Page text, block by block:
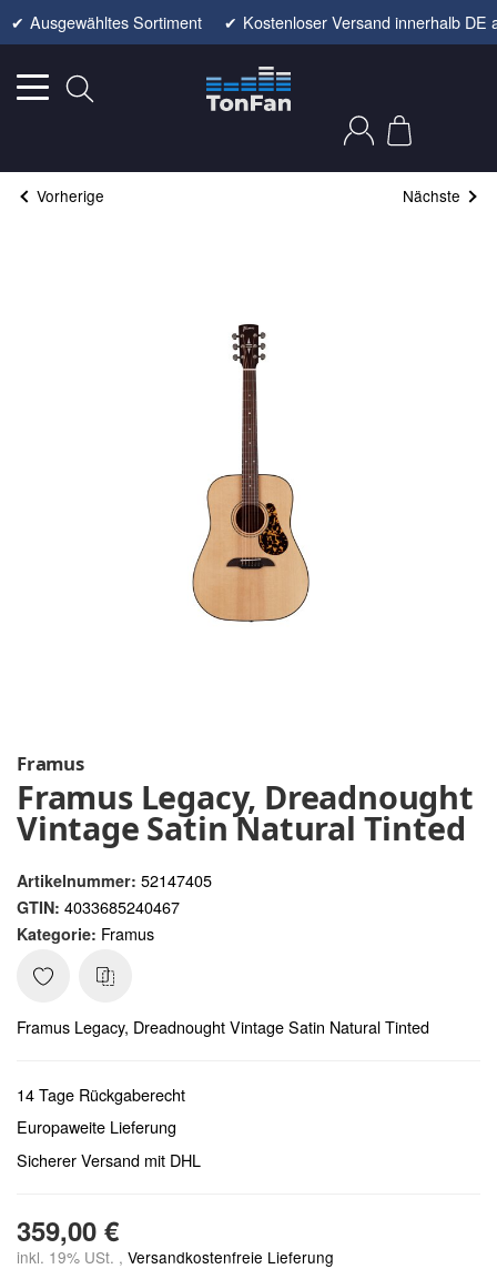
✔ Ausgewähltes Sortiment ✔ Kostenloser Versand innerhalb DE
Vorherige Nächste
Framus
Framus Legacy, Dreadnought
Vintage Satin Natural Tinted
Artikelnummer: 52147405
GTIN: 4033685240467
Kategorie: Framus
Framus Legacy, Dreadnought Vintage Satin Natural Tinted
14 Tage Rückgaberecht
Europaweite Lieferung
Sicherer Versand mit DHL
359,00 €
inkl. 19% USt. , Versandkostenfreie Lieferung